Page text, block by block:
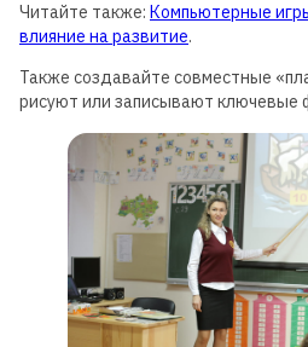
Читайте также: Компьютерные
влияние на развитие.
Также создавайте совместные
рисуют или записывают ключевые